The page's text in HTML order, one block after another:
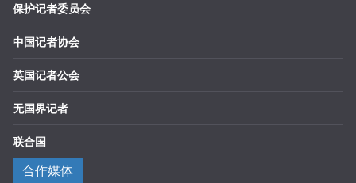
保护记者委员会
中国记者协会
英国记者公会
无国界记者
联合国
合作媒体